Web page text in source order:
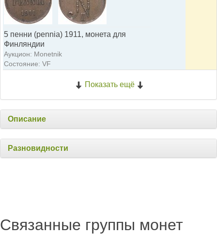
5 пенни (pennia) 1911, монета для
Финляндии
Аукцион: Monetnik
Состояние: VF
Показать ещё
Описание
Разновидности
Связанные группы монет